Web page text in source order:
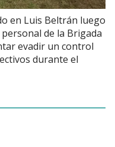
en Luis Beltrán luego
de la Brigada
evadir un control
durante el